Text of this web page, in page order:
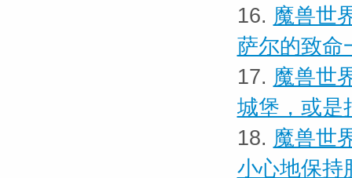
16. 魔兽世
萨尔的致命
17. 魔兽世
城堡，或是
18. 魔兽世
小心地保持